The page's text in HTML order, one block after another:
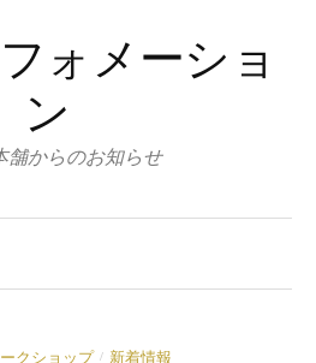
ォメーショ
ン
舗からのお知らせ
クショップ / 新着情報